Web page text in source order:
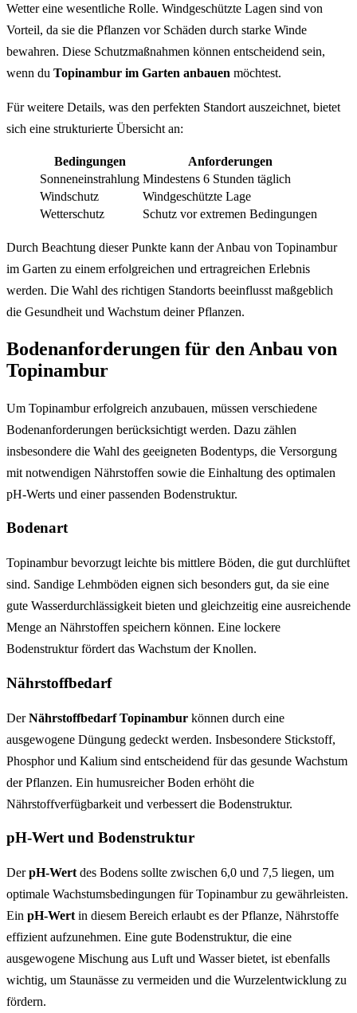
Wetter eine wesentliche Rolle. Windgeschützte Lagen sind von
Vorteil, da sie die Pflanzen vor Schäden durch starke Winde
bewahren. Diese Schutzmaßnahmen können entscheidend sein,
wenn du Topinambur im Garten anbauen möchtest.
Für weitere Details, was den perfekten Standort auszeichnet, bietet
sich eine strukturierte Übersicht an:
Bedingungen
Anforderungen
Sonneneinstrahlung Mindestens 6 Stunden täglich
Windschutz
Windgeschützte Lage
Wetterschutz
Schutz vor extremen Bedingungen
Durch Beachtung dieser Punkte kann der Anbau von Topinambur
im Garten zu einem erfolgreichen und ertragreichen Erlebnis
werden. Die Wahl des richtigen Standorts beeinflusst maßgeblich
die Gesundheit und Wachstum deiner Pflanzen.
Bodenanforderungen für den Anbau von
Topinambur
Um Topinambur erfolgreich anzubauen, müssen verschiedene
Bodenanforderungen berücksichtigt werden. Dazu zählen
insbesondere die Wahl des geeigneten Bodentyps, die Versorgung
mit notwendigen Nährstoffen sowie die Einhaltung des optimalen
pH-Werts und einer passenden Bodenstruktur.
Bodenart
Topinambur bevorzugt leichte bis mittlere Böden, die gut durchlüftet
sind. Sandige Lehmböden eignen sich besonders gut, da sie eine
gute Wasserdurchlässigkeit bieten und gleichzeitig eine ausreichende
Menge an Nährstoffen speichern können. Eine lockere
Bodenstruktur fördert das Wachstum der Knollen.
Nährstoffbedarf
DerNährstoffbedarf Topinambur können durch eine
ausgewogene Düngung gedeckt werden. Insbesondere Stickstoff,
Phosphor und Kalium sind entscheidend für das gesunde Wachstum
der Pflanzen. Ein humusreicher Boden erhöht die
Nährstoffverfügbarkeit und verbessert die Bodenstruktur.
pH-Wert und Bodenstruktur
DerpH-Wert des Bodens sollte zwischen 6,0 und 7,5 liegen, um
optimale Wachstumsbedingungen für Topinambur zu gewährleisten.
Ein pH-Wert in diesem Bereich erlaubt es der Pflanze, Nährstoffe
effizient aufzunehmen. Eine gute Bodenstruktur, die eine
ausgewogene Mischung aus Luft und Wasser bietet, ist ebenfalls
wichtig, um Staunässe zu vermeiden und die Wurzelentwicklung zu
fördern.